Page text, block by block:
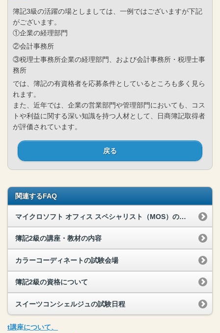
簿記3級の活躍の場としましては、一例ではございますが下記
がございます。
①企業の経理部門
②会計事務所
③税理士事務所企業の経理部門、および会計事務所・税理士事
務所
では、簿記の有資格者を応募条件としているところも多く見ら
れます。
また、近年では、企業の営業部門や管理部門においても、コス
トや利益に関する深い知識を持つ人材として、日商簿記取得者
が評価されています。
戻る
関連するFAQ
マイクロソフト オフィス スペシャリスト（MOS）の試験日程
簿記2級の講座・教材の内容
カラーコーディネートの試験会場
簿記2級の資格について
スイーツコンシェルジュの試験日程
t講座について、